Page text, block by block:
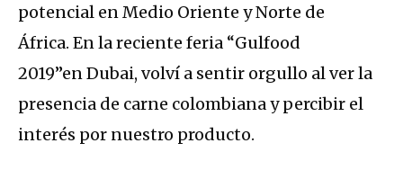
potencial en Medio Oriente y Norte de
África. En la reciente feria “Gulfood
2019”en Dubai, volví a sentir orgullo al ver la
presencia de carne colombiana y percibir el
interés por nuestro producto.